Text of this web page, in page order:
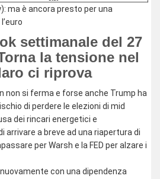
ma è ancora presto per una
settimanale del 27
la tensione nel
ci riprova
non si ferma e forse anche Trump ha
di perdere le elezioni di mid
dei rincari energetici e
arrivare a breve ad una riapertura di
per Warsh e la FED per alzare i
con una dipendenza